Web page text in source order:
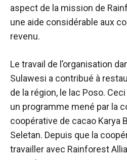
aspect de la mission de
une aide considérable aux
revenu.
Le travail de l’organisation
Sulawesi a contribué à
de la région, le lac Poso.
un programme mené par la
coopérative de cacao Karya
Seletan. Depuis que la
travailler avec Rainforest